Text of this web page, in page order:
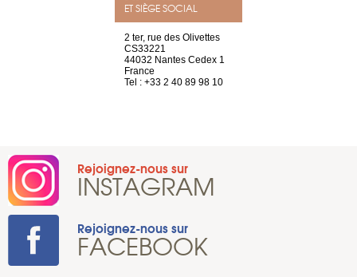
ET SIÈGE SOCIAL
2 ter, rue des Olivettes
CS33221
44032 Nantes Cedex 1
France
Tel : +33 2 40 89 98 10
Rejoignez-nous sur
INSTAGRAM
Rejoignez-nous sur
FACEBOOK